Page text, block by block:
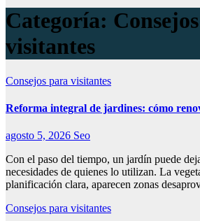
Categoría:
visitantes
Consejos para visitantes
Reforma integral de jardines: cómo
agosto 5, 2026 Seo
Con el paso del tiempo, un jardín puede
necesidades de quienes lo utilizan. La
planificación clara, aparecen zonas
Consejos para visitantes